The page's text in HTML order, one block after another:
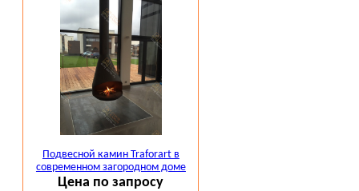
Подвесной камин Traforart в
современном загородном доме
Цена по запросу